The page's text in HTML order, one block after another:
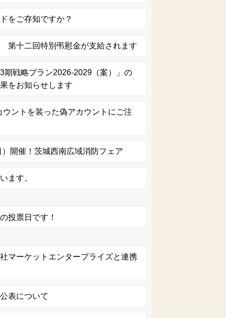
をご存知ですか？
第十二回特別弔慰金が支給されます
期戦略プラン2026-2029（案）」の
をお知らせします
ントを装った偽アカウントにご注
開催！茨城西南広域消防フェア
ます。
投票日です！
マーケットエンタープライズと連携
表について